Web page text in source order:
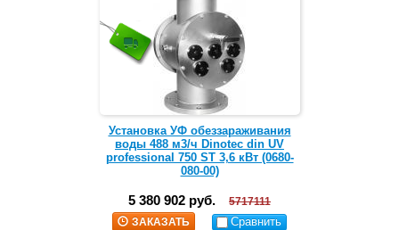
Установка УФ обеззараживания
воды 488 м3/ч Dinotec din UV
professional 750 ST 3,6 кВт (0680-
080-00)
5 380 902 руб.
5717111
ЗАКАЗАТЬ
Сравнить